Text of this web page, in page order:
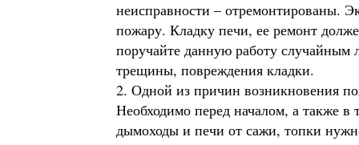
неисправности – отремонтированы.
пожару. Кладку печи, ее ремонт
поручайте данную работу
трещины, повреждения кладки.
2. Одной из причин возникновения
Необходимо перед началом, а также в
дымоходы и печи от сажи, топки